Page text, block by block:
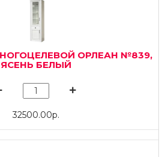
ОРЛЕАН №839,
ЯСЕНЬ БЕЛЫЙ
32500.00р.